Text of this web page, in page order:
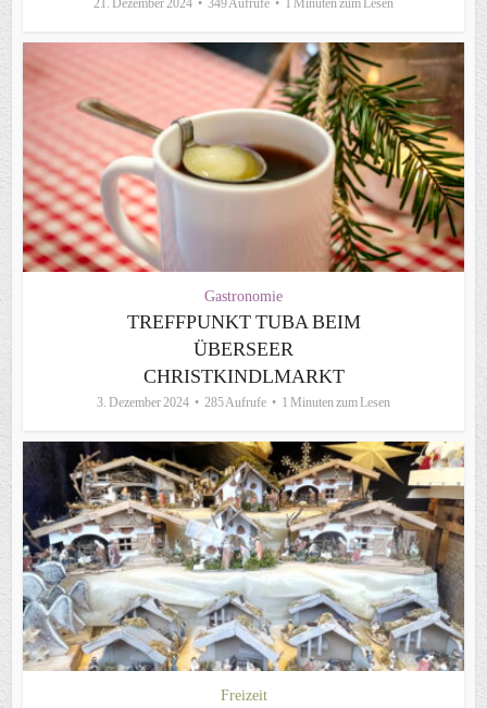
21. Dezember 2024 349 Aufrufe 1 Minuten zum Lesen
Gastronomie
TREFFPUNKT TUBA BEIM
ÜBERSEER
CHRISTKINDLMARKT
3. Dezember 2024 285 Aufrufe 1 Minuten zum Lesen
Freizeit